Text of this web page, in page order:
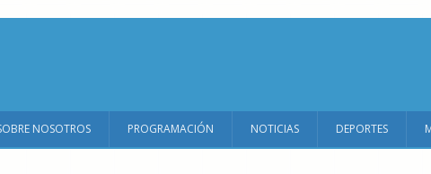
NOSOTROS PROGRAMACIÓN NOTICIAS DEPORTES